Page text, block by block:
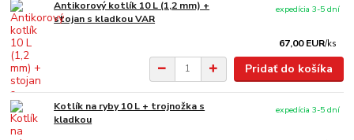
Antikorový kotlík 10 L (1,2 mm) +
stojan s kladkou VAR
67,00 EUR/ks
expedícia 3-5 dní
Pridať do košíka
Kotlík na ryby 10 L + trojnožka s
kladkou
expedícia 3-5 dní